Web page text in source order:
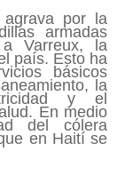
por la
armadas
a Varreux, la
país. Esto ha
básicos
la
y el
En medio
del cólera
en Haití se